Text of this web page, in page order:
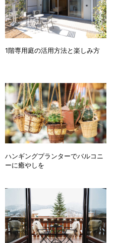
1階専用庭の活用方法と楽しみ方
ハンギングプランターでバルコニ
ーに癒やしを